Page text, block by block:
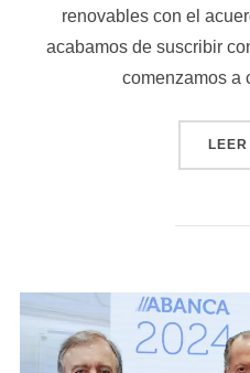
renovables con el
acabamos de suscribir
comenzamos a